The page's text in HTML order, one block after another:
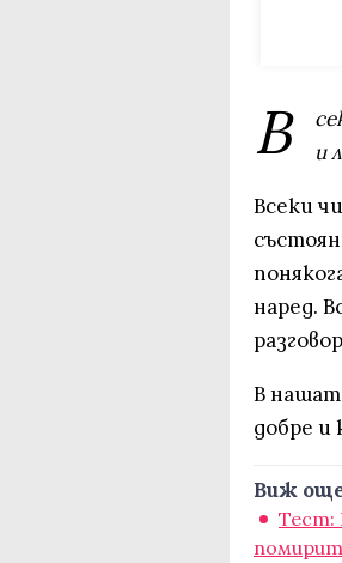
В
и
Всеки
наред.
В
добре
Виж
Тест: